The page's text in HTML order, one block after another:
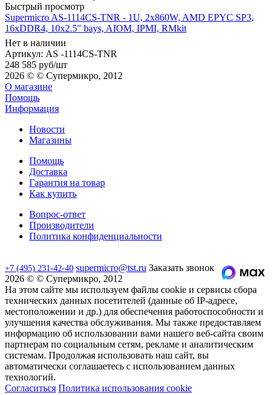
Быстрый просмотр
Supermicro AS-1114CS-TNR - 1U, 2x860W, AMD EPYC SP3,
16xDDR4, 10x2.5" bays, AIOM, IPMI, RMkit
Нет в наличии
Артикул: AS -1114CS-TNR
248 585 руб/шт
2026 © © Супермикро, 2012
О магазине
Помощь
Информация
Новости
Магазины
Помощь
Доставка
Гарантия на товар
Как купить
Вопрос-ответ
Производители
Политика конфиденциальности
+7 (495) 231-42-40 supermicro@tst.ru Заказать звонок
2026 © © Супермикро, 2012
На этом сайте мы используем файлы cookie и сервисы сбора
технических данных посетителей (данные об IP-адресе,
местоположении и др.) для обеспечения работоспособности и
улучшения качества обслуживания. Мы также предоставляем
информацию об использовании вами нашего веб-сайта своим
партнерам по социальным сетям, рекламе и аналитическим
системам. Продолжая использовать наш сайт, вы
автоматически соглашаетесь с использованием данных
технологий.
Согласиться Политика использования cookie